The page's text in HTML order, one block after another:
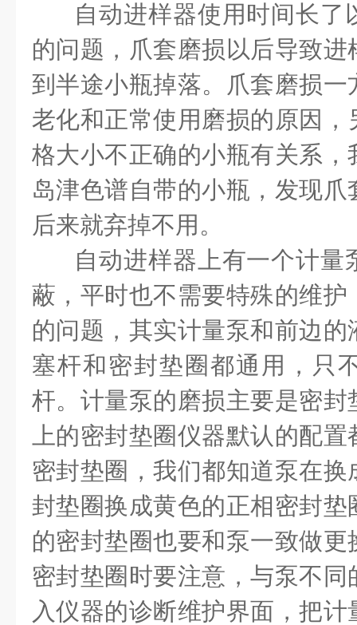
自动进样器使用时间长了
的问题，爪套磨损以后导致
到半途小瓶掉落。爪套磨损
老化和正常使用磨损的原因
格大小不正确的小瓶有关系
岛津色谱自带的小瓶，发现
后来就弃掉不用。
自动进样器上有一个计量
蔽，平时也不需要特殊的维
的问题，其实计量泵和前边
塞杆和密封垫圈都通用，只
杆。计量泵的磨损主要是密
上的密封垫圈仪器默认的配
密封垫圈，我们都知道泵在
封垫圈换成黄色的正相密封
的密封垫圈也要和泵一致做
密封垫圈时要注意，与泵不
入仪器的诊断维护界面，把